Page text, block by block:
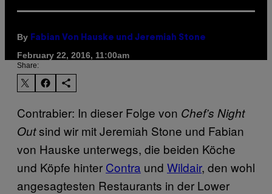
By Fabian Von Hauske und Jeremiah Stone
February 22, 2016, 11:00am
Share:
Contrabier: In dieser Folge von Chef’s Night
Outsind wir mit Jeremiah Stone und Fabian
von Hauske unterwegs, die beiden Köche
und Köpfe hinter Contra und Wildair, den wohl
angesagtesten Restaurants in der Lower